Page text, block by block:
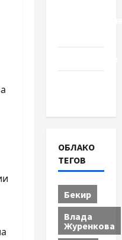
ОБЛАКО
ТЕГОВ
Бекир
Влада
Журенкова